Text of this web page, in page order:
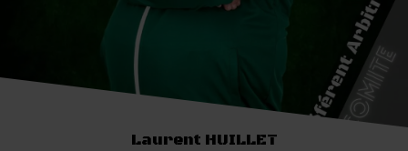
Laurent HUILLET